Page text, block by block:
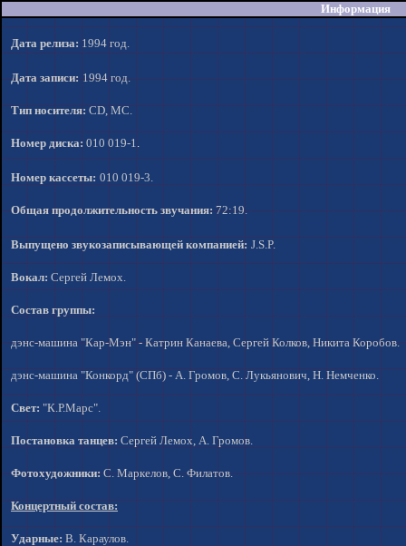
Информация
Дата релиза: 1994 год.
Дата записи: 1994 год.
Тип носителя:CD, MC.
Номер диска: 010 019-1.
Номер кассеты: 010 019-3.
Общая продолжительность звучания: 72:19.
Выпущено звукозаписывающей компанией: J.S.P.
Вокал: Сергей Лемох.
Состав группы:
дэнс-машина "Кар-Мэн" - Катрин Канаева, Сергей Колков, Никита Коробов.
дэнс-машина "Конкорд" (СПб) - А. Громов, С. Лукьянович, Н. Немченко.
Свет: "К.Р.Марс".
Постановка танцев: Сергей Лемох, А. Громов.
Фотохудожники: С. Маркелов, С. Филатов.
Концертный состав:
Ударные: В. Караулов.